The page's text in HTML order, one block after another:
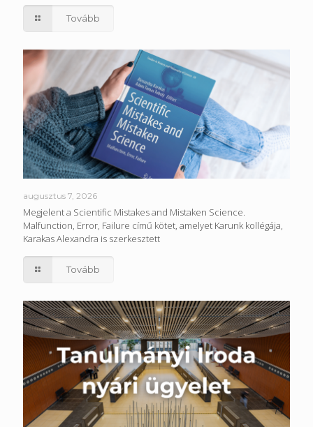
Tovább
augusztus 7, 2026
Megjelent a Scientific Mistakes and Mistaken Science.
Malfunction, Error, Failure című kötet, amelyet Karunk kollégája,
Karakas Alexandra is szerkesztett
Tovább